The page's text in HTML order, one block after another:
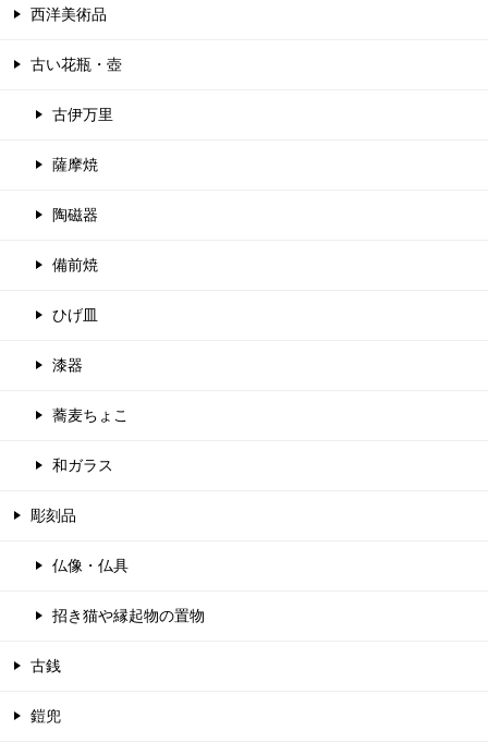
西洋美術品
古い花瓶・壺
古伊万里
薩摩焼
陶磁器
備前焼
ひげ皿
漆器
蕎麦ちょこ
和ガラス
彫刻品
仏像・仏具
招き猫や縁起物の置物
古銭
鎧兜